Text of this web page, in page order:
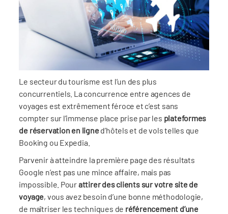
Le secteur du tourisme est l’un des plus
concurrentiels. La concurrence entre agences de
voyages est extrêmement féroce et c’est sans
compter sur l’immense place prise par les plateformes
de réservation en ligned’hôtels et de vols telles que
Booking ou Expedia.
Parvenir à atteindre la première page des résultats
Google n’est pas une mince affaire, mais pas
impossible. Pourattirer des clients sur votre site de
voyage, vous avez besoin d’une bonne méthodologie,
de maîtriser les techniques de référencement d’une